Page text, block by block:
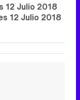
12 Julio 2018
12 Julio 2018